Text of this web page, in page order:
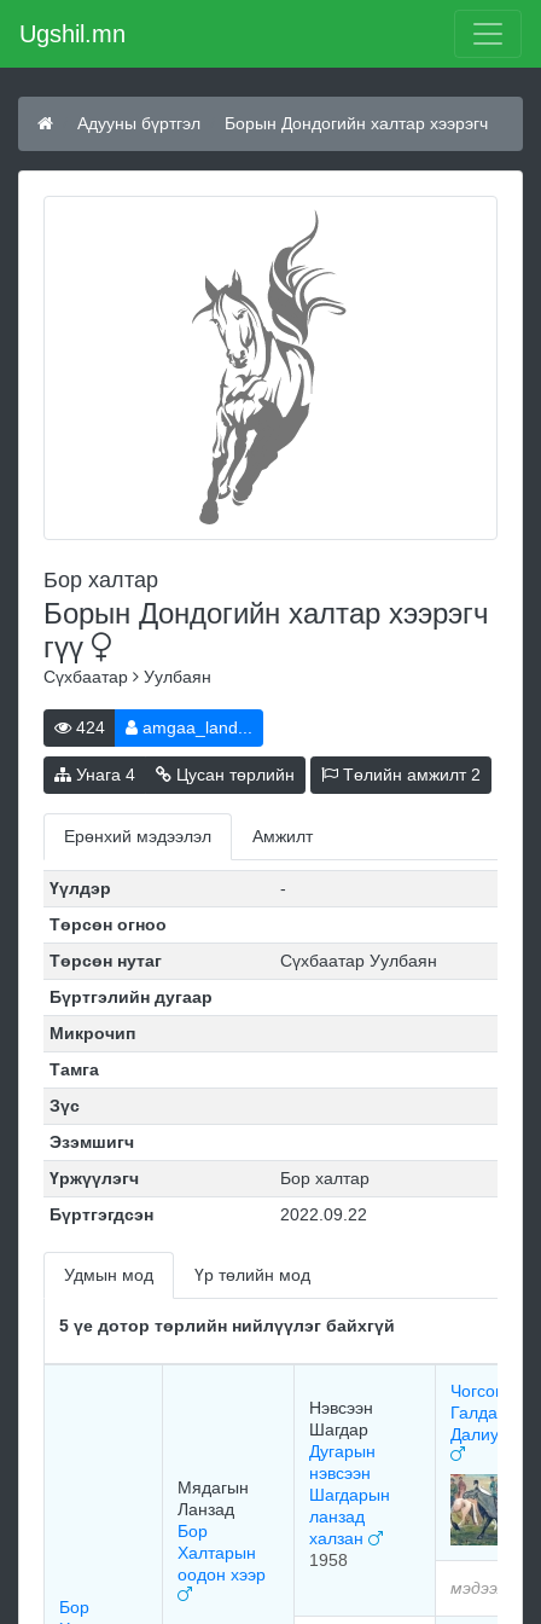
Ugshil.mn
Адууны бүртгэл Борын Дондогийн халтар хээрэгч
Бор халтар
Борын Дондогийн халтар хээрэгч
гүү
Сүхбаатар Уулбаян
424 amgaa_land...
Унага 4 Цусан төрлийн Төлийн амжилт2
Ерөнхий мэдээлэл Амжилт
Үүлдэр
-
Төрсөн огноо
Төрсөн нутаг
Сүхбаатар Уулбаян
Бүртгэлийн дугаар
Микрочип
Тамга
Зүс
Эзэмшигч
Үржүүлэгч
Бор халтар
Бүртгэгдсэн
2022.09.22
Удмын мод Үр төлийн мод
5 үе дотор төрлийн нийлүүлэг байхгүй
Бор
Мядагын
Ланзад
Бор
Халтарын
оодон хээр
Нэвсээн
Шагдар
Дугарын
нэвсээн
Шагдарын
ланзад
халзан
1958
Чогсомын
Галдангийн
Далиу